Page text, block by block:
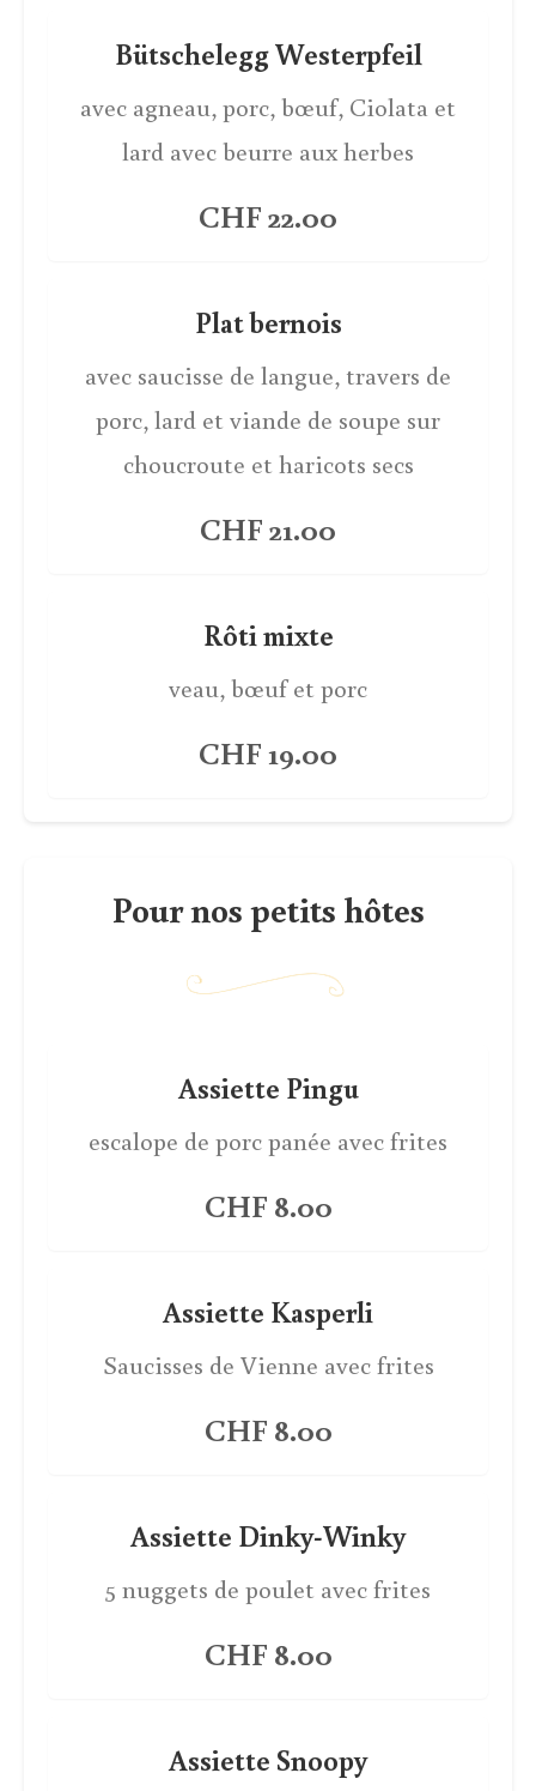
Bütschelegg Westerpfeil
avec agneau, porc, bœuf, Ciolata et
lard avec beurre aux herbes
CHF 22.00
Plat bernois
avec saucisse de langue, travers de
porc, lard et viande de soupe sur
choucroute et haricots secs
CHF 21.00
Rôti mixte
veau, bœuf et porc
CHF 19.00
Pour nos petits hôtes
Assiette Pingu
escalope de porc panée avec frites
CHF 8.00
Assiette Kasperli
Saucisses de Vienne avec frites
CHF 8.00
Assiette Dinky-Winky
5 nuggets de poulet avec frites
CHF 8.00
Assiette Snoopy